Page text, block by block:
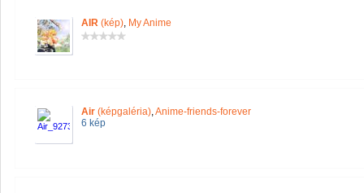
AIR (kép), My Anime
Air (képgaléria),Anime-friends-forever
6 kép